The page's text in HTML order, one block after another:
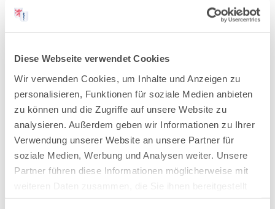
Diese Webseite verwendet Cookies
Wir verwenden Cookies, um Inhalte und Anzeigen zu
personalisieren, Funktionen für soziale Medien anbieten
zu können und die Zugriffe auf unsere Website zu
analysieren. Außerdem geben wir Informationen zu Ihrer
Verwendung unserer Website an unsere Partner für
soziale Medien, Werbung und Analysen weiter. Unsere
Partner führen diese Informationen möglicherweise mit
haben oder die sie im Rahmen Ihrer Nutzung der Dienste
Ärztinnen und Ärzten, berufliche Kompetenzen für
umzusetzen (vgl. Klimagesetze von EU, Bund und
Ländern). Hierauf wollen wir als Landesärztekammer
Hessen hinweisen und unseren fachlichen Beitrag mit
neuen Refresherkursen leisten.
Das muss jede Ärztin und jeder
Arzt können: Refresherkurse